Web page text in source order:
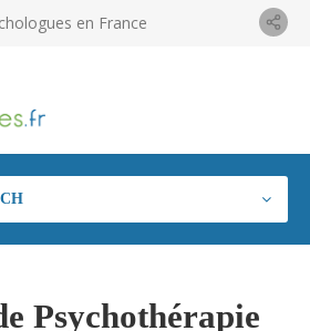
en France
Psychothérapie